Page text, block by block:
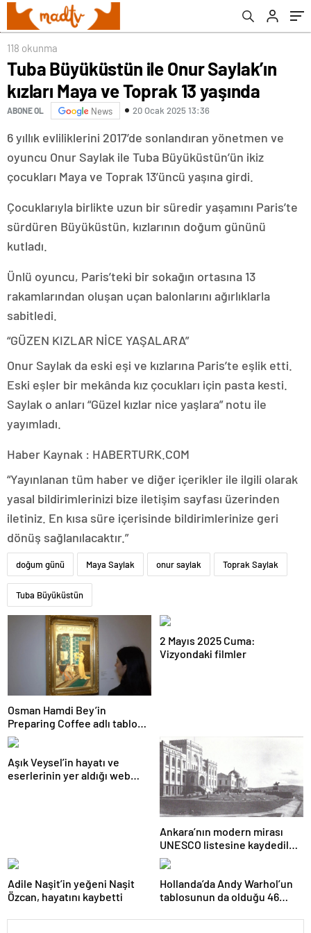
118 okunma
Tuba Büyüküstün ile Onur Saylak’ın
kızları Maya ve Toprak 13 yaşında
ABONE OL News 20 Ocak 2025 13:36
6 yıllık evliliklerini 2017’de sonlandıran yönetmen ve
oyuncu Onur Saylak ile Tuba Büyüküstün’ün ikiz
çocukları Maya ve Toprak 13’üncü yaşına girdi.
Çocuklarıyla birlikte uzun bir süredir yaşamını Paris’te
sürdüren Büyüküstün, kızlarının doğum gününü
kutladı.
Ünlü oyuncu, Paris’teki bir sokağın ortasına 13
rakamlarından oluşan uçan balonlarını ağırlıklarla
sabitledi.
“GÜZEN KIZLAR NİCE YAŞALARA”
Onur Saylak da eski eşi ve kızlarına Paris’te eşlik etti.
Eski eşler bir mekânda kız çocukları için pasta kesti.
Saylak o anları “Güzel kızlar nice yaşlara” notu ile
yayımladı.
Haber Kaynak : HABERTURK.COM
“Yayınlanan tüm haber ve diğer içerikler ile ilgili olarak
yasal bildirimlerinizi bize iletişim sayfası üzerinden
iletiniz. En kısa süre içerisinde bildirimlerinize geri
dönüş sağlanılacaktır.”
doğum günü Maya Saylak onur saylak Toprak Saylak
Tuba Büyüküstün
Osman Hamdi Bey’in
Preparing Coffee adlı tablosu
75 milyon liraya satışa
sunuldu
2 Mayıs 2025 Cuma:
Vizyondaki filmler
Aşık Veysel’in hayatı ve
eserlerinin yer aldığı web
Ankara’nın modern mirası
UNESCO listesine kaydedildi;
Türkiye’nin listedeki varlık
sayısı 80 oldu
Adile Naşit’in yeğeni Naşit
Özcan, hayatını kaybetti
Hollanda’da Andy Warhol’un
tablosunun da olduğu 46